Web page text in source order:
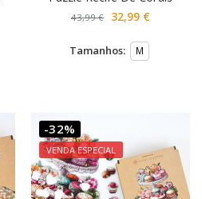
43,99€ 32,99 €
Tamanhos: M
-32%
VENDA ESPECIAL